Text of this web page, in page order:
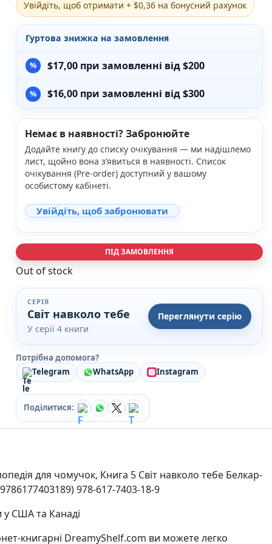
Різдвяно-зимові
На День Валентина
Книги для дорослих
Українська класика
Сучасна українська проза
Проза
Поезія та драматургія
Детективи
Фантастика та фентезі
Жахи та трилери
Саморозвиток, мотивація, філософія
Бізнес Менеджмент Фінанси
Батьківство та виховання
Духовна література
Зарубіжні письменники
Різдвяні / Зимові
Книги для дітей
Картонні книги для найменших
Віммельбухи
Казки Вірші Оповідання
Вчимося читати
Прописи для дітей
Багаторазові прописи / Книги на липучках
Розмальовки та Аплікації
Енциклопедії
Навчальні книги
Розвивальні та пізнавальні книги
Книги про Україну
Увійдіть, щоб отримати + $0,36 на бонусний рахунок
Гуртова знижка на замовлення
$17,00при замовленні від $200
$16,00при замовленні від $300
Немає в наявності? Забронюйте
Додайте книгу до списку очікування — ми надішлемо
лист, щойно вона з’явиться в наявності. Список
очікування (Pre-order) доступний у вашому
особистому кабінеті.
Увійдіть, щоб забронювати
ПІД ЗАМОВЛЕННЯ
Out of stock
СЕРІЯ
Світ навколо тебе
У серії 4 книги
Переглянути серію
Потрібна допомога?
Telegram
WhatsApp Instagram
Поділитися:
для чомучок, Книга 5 Світ навколо тебе Белкар-
978-617-7403-18-9
у США та Канаді
книгарні DreamyShelf.com ви можете легко